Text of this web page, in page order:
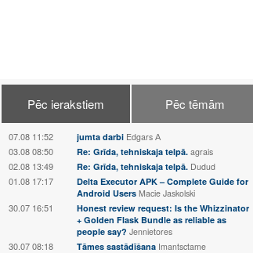
Pēc ierakstiem Pēc tēmām
07.08 11:52 jumta darbi Edgars А
03.08 08:50 Re: Grīda, tehniskaja telpā. agrais
02.08 13:49 Re: Grīda, tehniskaja telpā. Dudud
01.08 17:17
Delta Executor APK – Complete Guide for
Android Users Macie Jaskolski
30.07 16:51
Honest review request: Is the Whizzinator
+ Golden Flask Bundle as reliable as
people say? Jennietores
30.07 08:18 Tāmes sastādīšana Imantsctame